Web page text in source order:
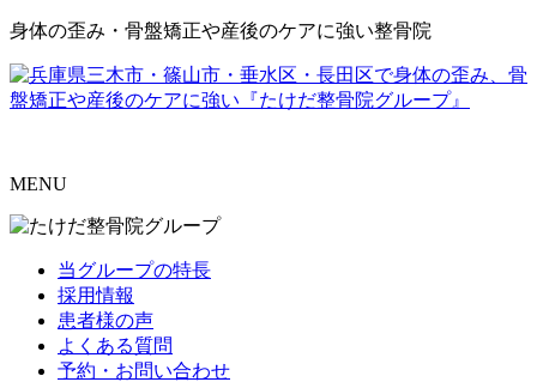
身体の歪み・骨盤矯正や産後のケアに強い整骨院
MENU
当グループの特長
採用情報
患者様の声
よくある質問
予約・お問い合わせ